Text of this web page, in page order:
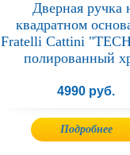
Дверная ручка
квадратном
Fratelli Cattini
полированный
4990 руб.
Подробнее